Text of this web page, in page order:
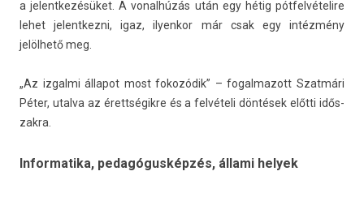
a jelentkezésüket. A vonal­húzás után egy hétig pót­felvételire
lehet jelentkez­ni, igaz, il­yen­kor már csak egy intézmény
jelölhető meg.
„Az iz­galmi állapot most fokozódik” – fogal­mazott Szatmári
Péter, utal­va az érettségikre és a felvételi döntések előtti idős­
zakra.
Informatika, pedagógusképzés, állami helyek